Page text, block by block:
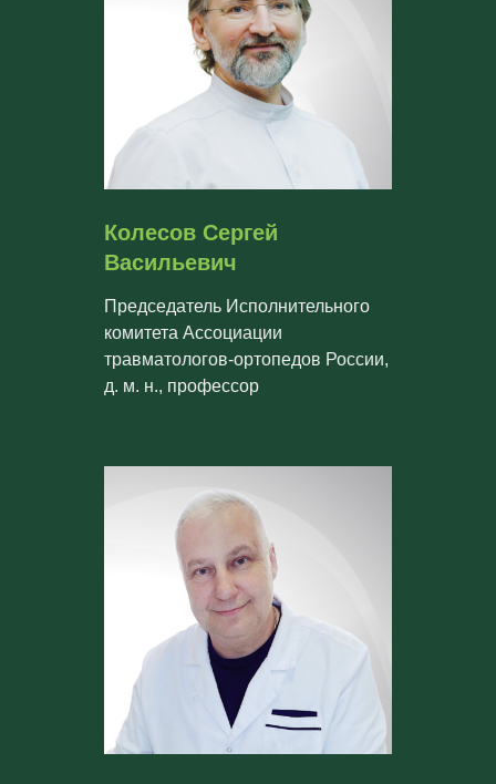
Колесов Сергей
Васильевич
Председатель Исполнительного
комитета Ассоциации
травматологов-ортопедов России,
д. м. н., профессор